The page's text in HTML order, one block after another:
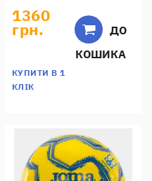
FFU407011.18
1360
грн.
КУПИТИ В 1
КЛІК
ДО
КОШИКА